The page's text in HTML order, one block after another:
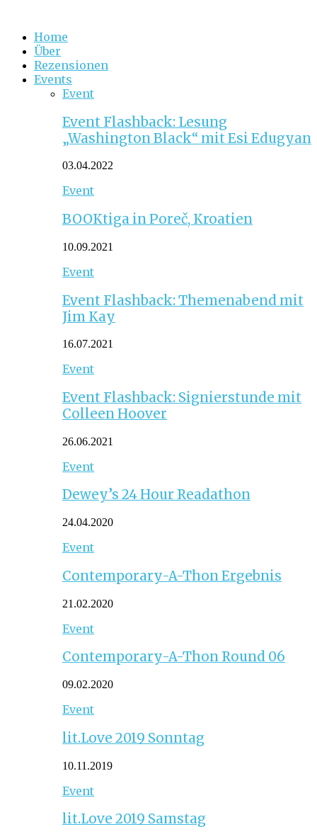
Home
Über
Rezensionen
Events
Event
Event Flashback: Lesung
„Washington Black“ mit Esi Edugyan
03.04.2022
Event
BOOKtiga in Poreč, Kroatien
10.09.2021
Event
Event Flashback: Themenabend mit
Jim Kay
16.07.2021
Event
Event Flashback: Signierstunde mit
Colleen Hoover
26.06.2021
Event
Dewey’s 24 Hour Readathon
24.04.2020
Event
Contemporary-A-Thon Ergebnis
21.02.2020
Event
Contemporary-A-Thon Round 06
09.02.2020
Event
lit.Love 2019 Sonntag
10.11.2019
Event
lit.Love 2019 Samstag